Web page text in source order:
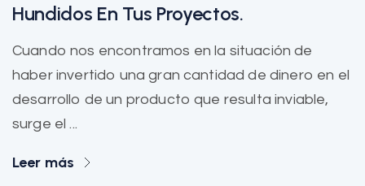
Hundidos En Tus Proyectos.
Cuando nos encontramos en la situación de
haber invertido una gran cantidad de dinero en el
desarrollo de un producto que resulta inviable,
surge el ...
Leer más